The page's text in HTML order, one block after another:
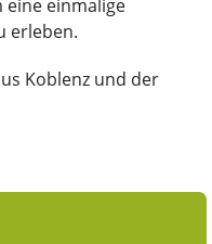
eine einmalige
erleben.
Koblenz und der